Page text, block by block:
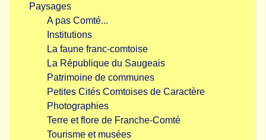
Paysages
A pas Comté...
Institutions
La faune franc-comtoise
La République du Saugeais
Patrimoine de communes
Petites Cités Comtoises de Caractère
Photographies
Terre et flore de Franche-Comté
Tourisme et musées